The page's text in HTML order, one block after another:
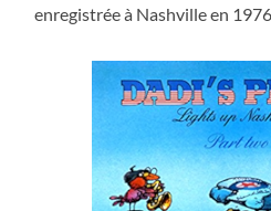
enregistrée à Nashville en